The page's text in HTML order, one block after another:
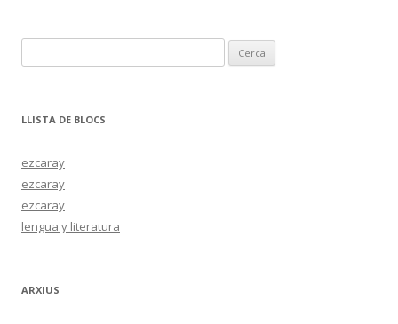
e
cLLISTA DE BLOCS
ezcaray
ezcaray
ezcaray
lengua y literatura
ARXIUS